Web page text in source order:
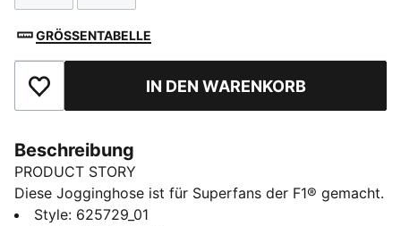
GRÖSSENTABELLE
Zu Favoriten hinzufügenIN DEN WARENKORB
Beschreibung
PRODUCT STORY
Diese Jogginghose ist für Superfans der F1® gemacht.
Sie zeigt die Logos von F1® und PUMA auf jeweils
Style: 625729_01